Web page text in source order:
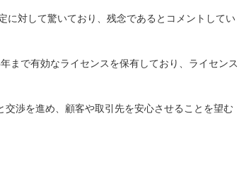
に対して驚いており、残念であるとコメントしてい
まで有効なライセンスを保有しており、ライセンス
交渉を進め、顧客や取引先を安心させることを望む